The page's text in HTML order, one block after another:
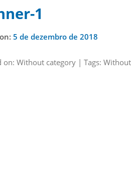
1
5 de dezembro de 2018
on: Without category | Tags: